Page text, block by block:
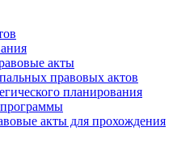
акты
правовых актов
планирования
акты для прохождения